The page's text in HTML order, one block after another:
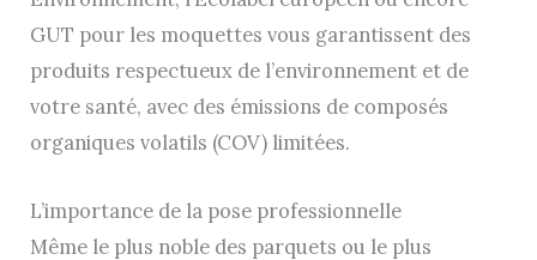
GUT pour les moquettes vous garantissent des
produits respectueux de l’environnement et de
votre santé, avec des émissions de composés
organiques volatils (COV) limitées.
L’importance de la pose professionnelle
Même le plus noble des parquets ou le plus